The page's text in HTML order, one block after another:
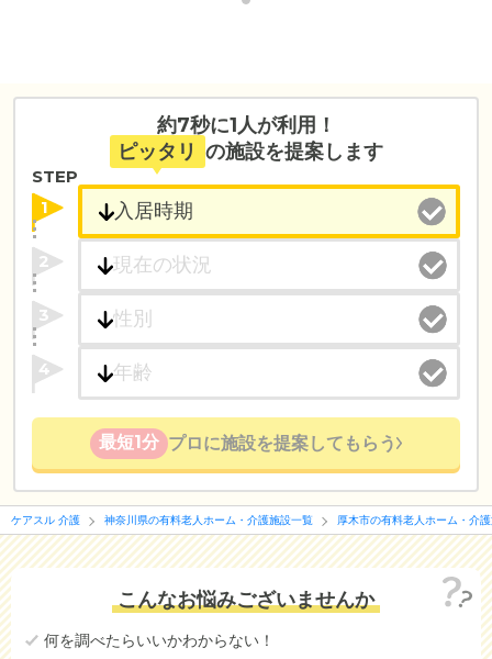
約7秒に1人が利用！
ピッタリ の施設を提案します
STEP
1
2
3
4
最短1分 プロに施設を提案してもらう
ケアスル 介護 神奈川県の有料老人ホーム・介護施設一覧 厚木市の有料老人ホーム・介
こんなお悩みございませんか
何を調べたらいいかわからない！